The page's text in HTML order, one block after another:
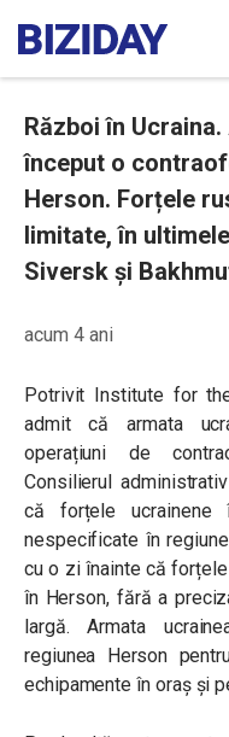
Război în
început o
Herson. Forțele
limitate, în
Siversk și
acum 4 ani
Potrivit Institute for
admit că armata
operațiuni de
Consilierul
că forțele ucrainene
nespecificate în
cu o zi înainte că
în Herson, fără a
largă. Armata
regiunea Herson
echipamente în oraș și